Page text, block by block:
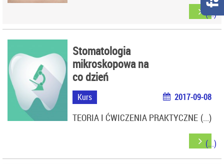
Stomatologia
mikroskopowa na
co dzień
Kurs 2017-09-08
TEORIA I ĆWICZENIA PRAKTYCZNE